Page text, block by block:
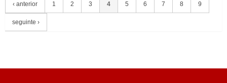
‹ anterior 1 2 3 4 5 6 7 8 9
seguinte ›